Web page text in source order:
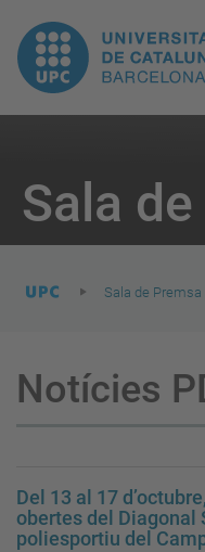
UPC.
de
Sala
here:
Sala de Premsa
Notícies
Del 13 al 17
obertes del Diagonal
poliesportiu del